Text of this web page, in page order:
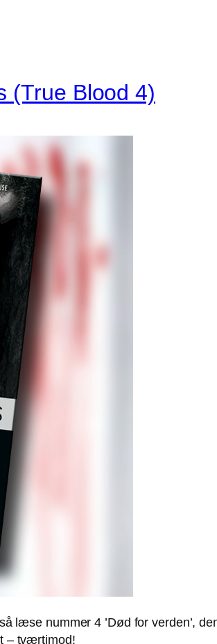
(True Blood 4)
læse nummer 4 ’Død for verden’,
– tværtimod!